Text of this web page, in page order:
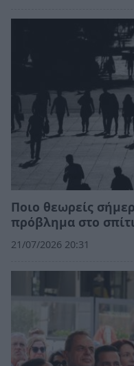
Ποιo θεωρείς
πρόβλημα στο
21/07/2026 20:31